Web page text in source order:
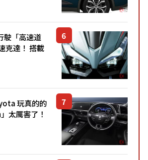
駛「高速道
克達！ 搭載
感」的動
玩真的的
太厲害了！
打造的